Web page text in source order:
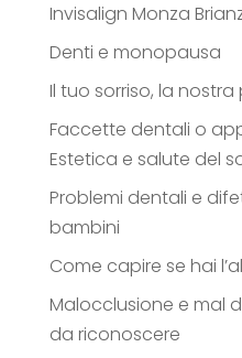
Invisalign Monza
Denti e monopausa
Il tuo sorriso, la nostra
Faccette dentali o
Estetica e salute del
Problemi dentali e
bambini
Come capire se hai
Malocclusione e mal
da riconoscere